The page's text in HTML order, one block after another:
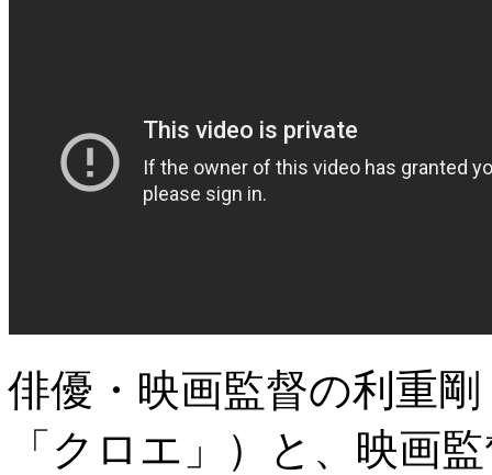
俳優・映画監督の利重
「クロエ」）と、映画